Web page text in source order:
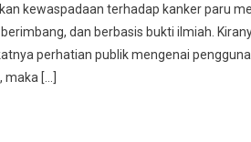
kewaspadaan terhadap kanker paru
dan berbasis bukti ilmiah.
perhatian publik mengenai
[…]